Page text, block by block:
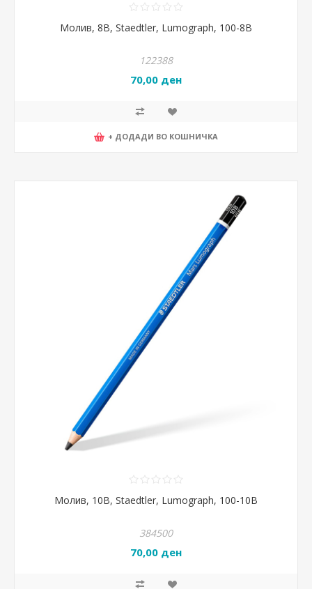
Молив, 8B, Staedtler, Lumograph, 100-8B
122388
70,00 ден
+ ДОДАДИ ВО КОШНИЧКА
Молив, 10B, Staedtler, Lumograph, 100-10B
384500
70,00 ден